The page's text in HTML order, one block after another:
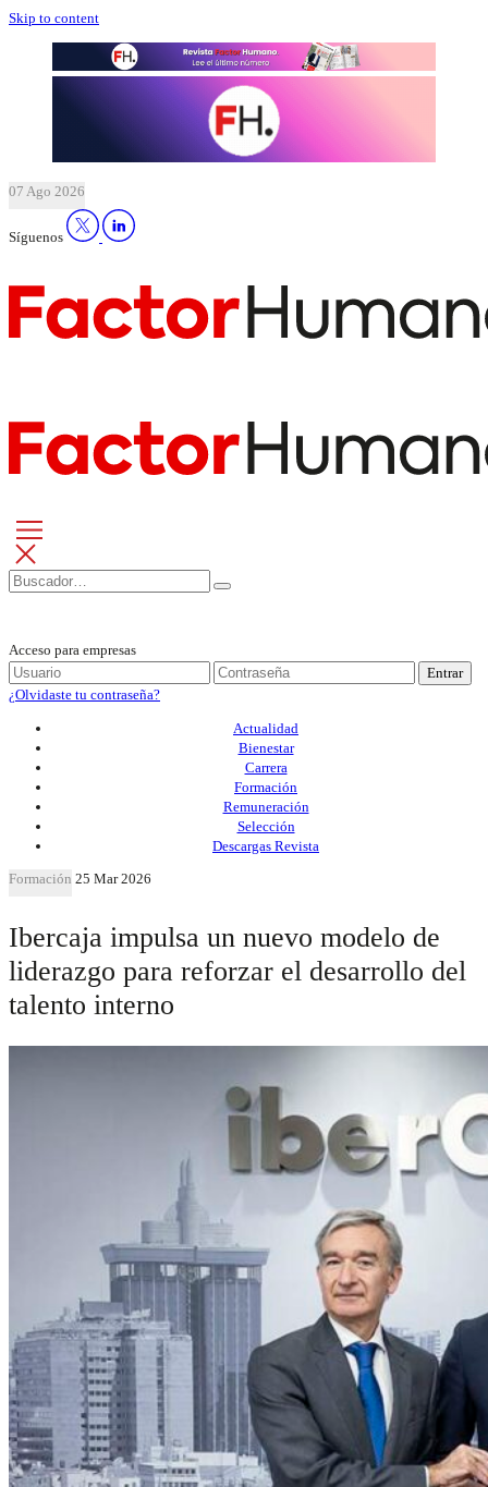
Skip to content
07 Ago 2026
Síguenos
Acceso para empresas
Entrar
¿Olvidaste tu contraseña?
Actualidad
Bienestar
Carrera
Formación
Remuneración
Selección
Descargas Revista
Formación 25 Mar 2026
Ibercaja impulsa un nuevo modelo de
liderazgo para reforzar el desarrollo del
talento interno